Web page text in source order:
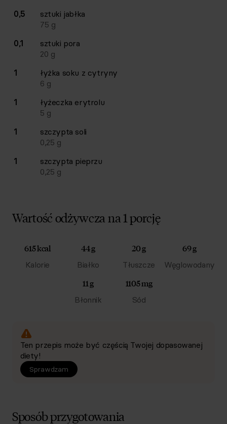
0,5 sztuki jabłka
75 g
0,1
sztuki pora
20 g
1
łyżka soku z cytryny
6 g
1
łyżeczka erytrolu
5 g
1
szczypta soli
0,25 g
1
szczypta pieprzu
0,25 g
Wartość odżywcza na 1 porcję
615 kcal
Kalorie
44 g
Białko
20 g
Tłuszcze
69 g
Węglowodany
11 g
Błonnik
1105 mg
Sód
Ten przepis może być częścią Twojej dopasowanej
diety!
Sprawdzam
Sposób przygotowania